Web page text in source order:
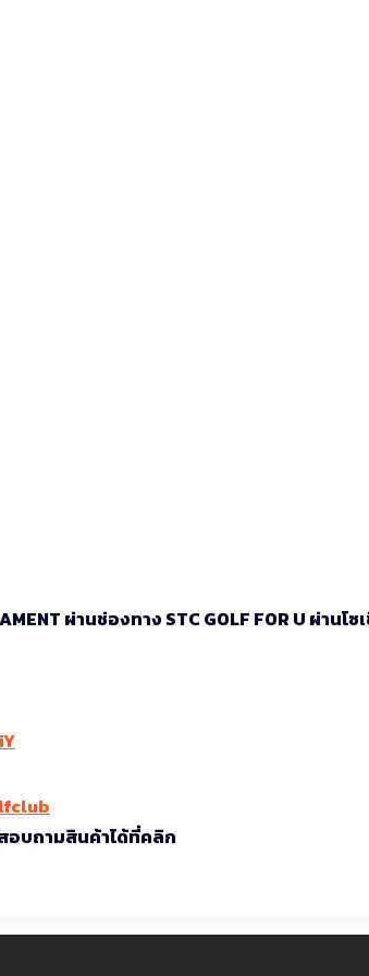
ผ่านช่องทาง STC GOLF FOR U ผ่านโซ
บถามสินค้าได้ที่คลิก